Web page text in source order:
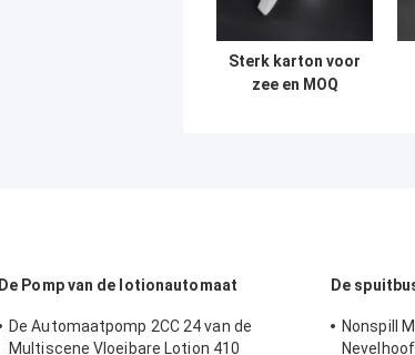
Sterk karton voor
zee en MOQ
De Pomp van de lotionautomaat
De Automaatpomp 2CC 24 van de
Multiscene Vloeibare Lotion 410
De
Nonspill